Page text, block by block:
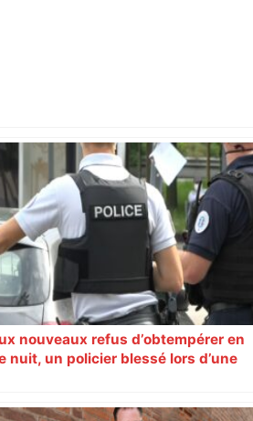
météo du samedi 3 janvier
à Toulouse – 20 Minutes
nouveaux refus d’obtempérer en
nuit, un policier blessé lors d’une